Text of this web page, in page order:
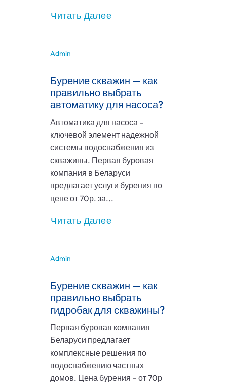
Читать Далее
Admin
Бурение скважин — как
правильно выбрать
автоматику для насоса?
Автоматика для насоса –
ключевой элемент надежной
системы водоснабжения из
скважины. Первая буровая
компания в Беларуси
предлагает услуги бурения по
цене от 70р. за...
Читать Далее
Admin
Бурение скважин — как
правильно выбрать
гидробак для скважины?
Первая буровая компания
Беларуси предлагает
комплексные решения по
водоснабжению частных
домов. Цена бурения – от 70р